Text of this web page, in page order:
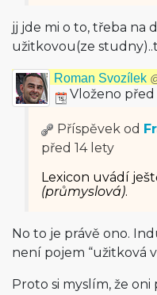
jj jde mi o to, třeba na
užitkovou(ze
Roman Svozílek
Vloženo před
Příspěvek od
před 14 lety
Lexicon uvádí
(průmyslová).
No to je právě ono.
není pojem “užitková
Proto si myslím, že